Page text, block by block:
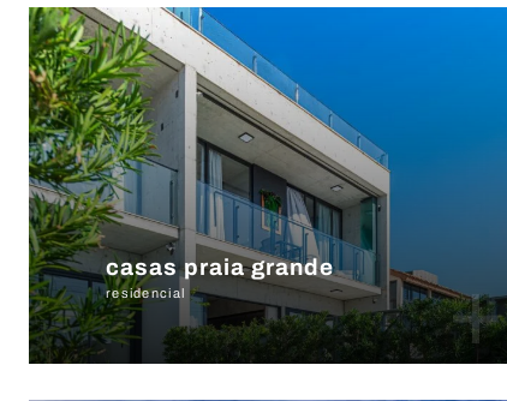
casas praia grande
residencial +